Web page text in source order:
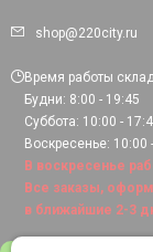
shop@220city.ru
Время работы
Будни: 8:00 - 19:45
Суббота: 10:00 -
Воскресенье: 10:00
В воскресенье
Все заказы,
в ближайшие 2-3